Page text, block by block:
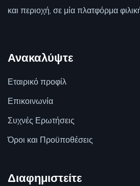
και περιοχή, σε μία πλατφόρμα
Ανακαλύψτε
Εταιρικό προφίλ
Επικοινωνία
Συχνές Ερωτήσεις
Όροι και Προϋποθέσεις
Διαφημιστείτε